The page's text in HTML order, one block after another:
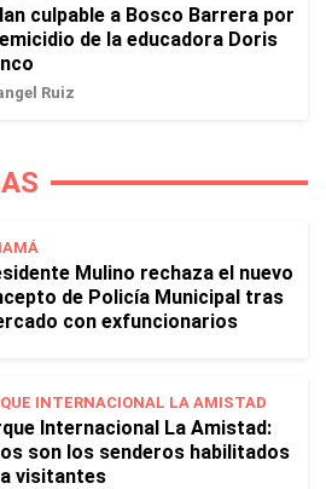
culpable a Bosco Barrera por
de la educadora Doris
Ruiz
Mulino rechaza el nuevo
de Policía Municipal tras
con exfuncionarios
INTERNACIONAL LA AMISTAD
Internacional La Amistad:
son los senderos habilitados
visitantes